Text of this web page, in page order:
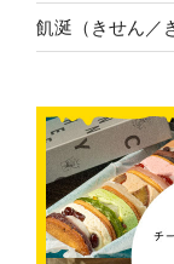
飢涎（きせん／